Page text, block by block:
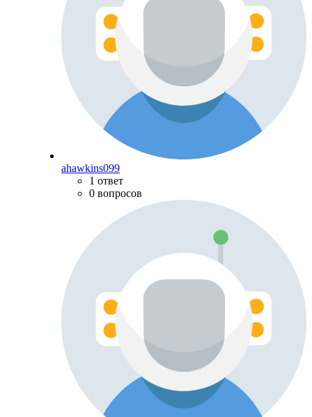
ahawkins099
1 ответ
0 вопросов